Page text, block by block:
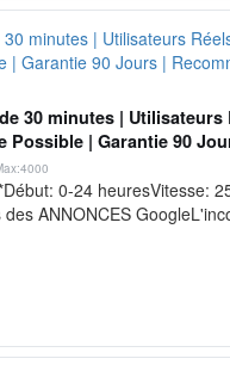
30 minutes | Utilisateurs
Possible | Garantie 90
0-24 heuresVitesse:
ANNONCES